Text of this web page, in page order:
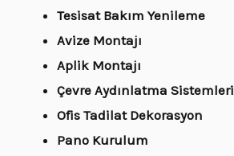
Tesisat Bakım Yenileme
Avize Montajı
Aplik Montajı
Çevre Aydınlatma Sistemleri
Ofis Tadilat Dekorasyon
Pano Kurulum